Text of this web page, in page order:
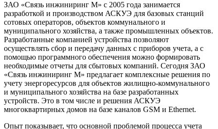
ЗАО «Связь инжиниринг М» с 2005 года занимается
разработкой и производством АСКУЭ для базовых станций
сотовых операторов, объектов коммунального и
муниципального хозяйства, а также промышленных объектов.
Разработанные компанией устройства позволяют
осуществлять сбор и передачу данных с приборов учета, а с
помощью программного обеспечения можно формировать
необходимые отчеты для сбытовых компаний. Сегодня ЗАО
«Связь инжиниринг М» предлагает комплексные решения по
учету энергоресурсов для объектов жилищно-коммунального
и муниципального хозяйства на базе разработанных
устройств. Это в том числе и решения АСКУЭ
многоквартирных домов на базе каналов GSM и Ethernet.
Опыт показывает, что основной проблемой процесса учета